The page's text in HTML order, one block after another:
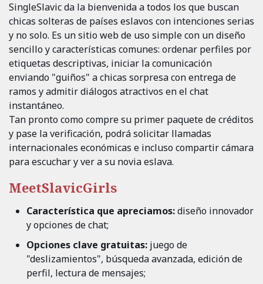
SingleSlavic da la bienvenida a todos los que buscan
chicas solteras de países eslavos con intenciones serias
y no solo. Es un sitio web de uso simple con un diseño
sencillo y características comunes: ordenar perfiles por
etiquetas descriptivas, iniciar la comunicación
enviando "guiños" a chicas sorpresa con entrega de
ramos y admitir diálogos atractivos en el chat
instantáneo.
Tan pronto como compre su primer paquete de créditos
y pase la verificación, podrá solicitar llamadas
internacionales económicas e incluso compartir cámara
para escuchar y ver a su novia eslava.
MeetSlavicGirls
Característica que apreciamos:diseño innovador
y opciones de chat;
Opciones clave gratuitas: juego de
"deslizamientos", búsqueda avanzada, edición de
perfil, lectura de mensajes;